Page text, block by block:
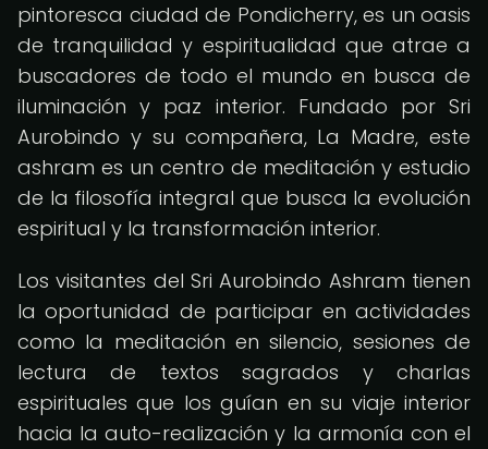
pintoresca ciudad de Pondicherry, es un oasis
de tranquilidad y espiritualidad que atrae a
buscadores de todo el mundo en busca de
iluminación y paz interior. Fundado por Sri
Aurobindo y su compañera, La Madre, este
ashram es un centro de meditación y estudio
de la filosofía integral que busca la evolución
espiritual y la transformación interior.
Los visitantes del Sri Aurobindo Ashram tienen
la oportunidad de participar en actividades
como la meditación en silencio, sesiones de
lectura de textos sagrados y charlas
espirituales que los guían en su viaje interior
hacia la auto-realización y la armonía con el